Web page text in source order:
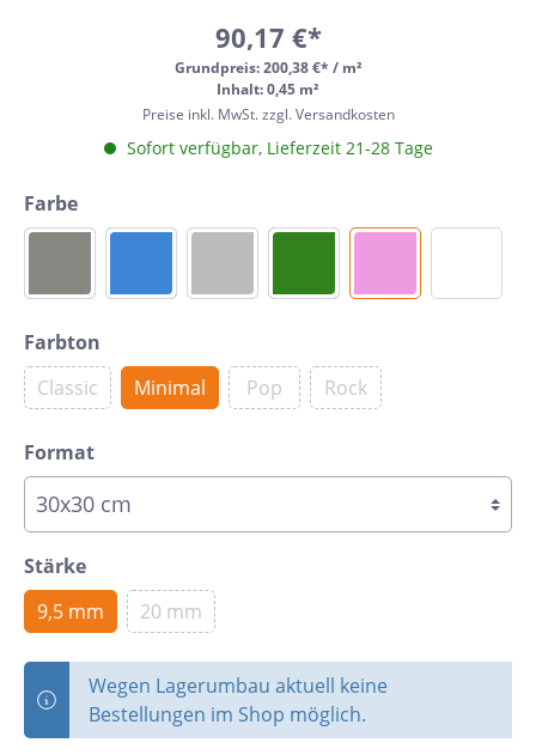
90,17 €*
Grundpreis:200,38 €* / m²
Inhalt: 0,45 m²
Preise inkl. MwSt. zzgl. Versandkosten
Sofort verfügbar, Lieferzeit 21-28 Tage
Farbe
Farbton
Classic
Minimal Pop Rock
Format
Stärke
9,5 mm
20 mm
Wegen Lagerumbau aktuell keine
Bestellungen im Shop möglich.